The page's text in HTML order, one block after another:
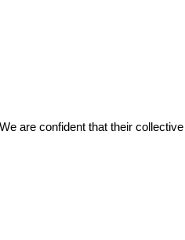
are confident that their